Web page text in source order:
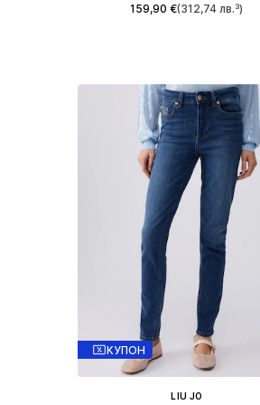
159,90 €(312,74 лв.³)
КУПОН
LIU JO